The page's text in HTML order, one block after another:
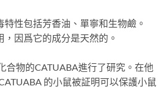
特性包括芳香油、單寧和生物鹼。
，因爲它的成分是天然的。
合物的CATUABA進行了研究。在他
的小鼠被証明可以保護小鼠